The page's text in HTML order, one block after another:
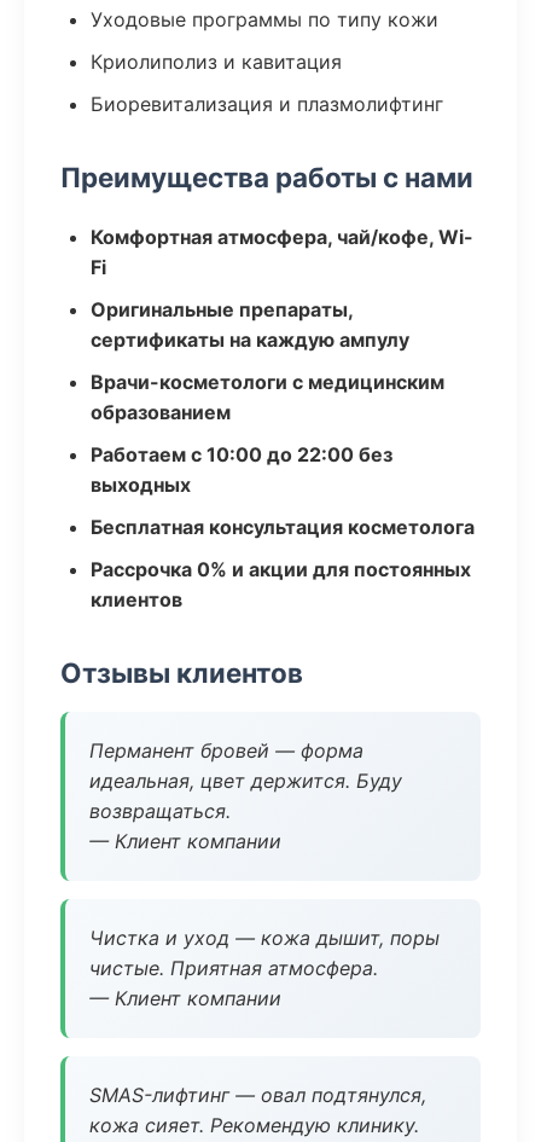
Уходовые программы по типу кожи
Криолиполиз и кавитация
Биоревитализация и плазмолифтинг
Преимущества работы с нами
Комфортная атмосфера, чай/кофе, Wi-
Fi
Оригинальные препараты,
сертификаты на каждую ампулу
Врачи-косметологи с медицинским
образованием
Работаем с 10:00 до 22:00 без
выходных
Бесплатная консультация косметолога
Рассрочка 0% и акции для постоянных
клиентов
Отзывы клиентов
Перманент бровей — форма
идеальная, цвет держится. Буду
возвращаться.
— Клиент компании
Чистка и уход — кожа дышит, поры
чистые. Приятная атмосфера.
— Клиент компании
SMAS-лифтинг — овал подтянулся,
кожа сияет. Рекомендую клинику.